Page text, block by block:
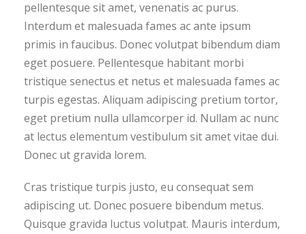
pellentesque sit amet, venenatis ac purus.
Interdum et malesuada fames ac ante ipsum
primis in faucibus. Donec volutpat bibendum diam
eget posuere. Pellentesque habitant morbi
tristique senectus et netus et malesuada fames ac
turpis egestas. Aliquam adipiscing pretium tortor,
eget pretium nulla ullamcorper id. Nullam ac nunc
at lectus elementum vestibulum sit amet vitae dui.
Donec ut gravida lorem.
Cras tristique turpis justo, eu consequat sem
adipiscing ut. Donec posuere bibendum metus.
Quisque gravida luctus volutpat. Mauris interdum,